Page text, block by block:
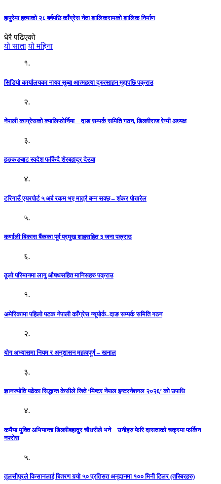
हापुरेमा हत्याको २८ बर्षपछि काँग्रेस नेता शालिकरामको शालिक निर्माण
धेरै पढिएको
यो साता यो महिना
१.
सिडियो कार्यालयका नायव सुब्बा आत्महत्या दुरुत्साहन मुद्दापछि पक्राउ
२.
नेपाली काग्रेसको क्यालिफोर्निया – दाङ सम्पर्क समिति गठन, डिल्लीराज रेग्मी अध्यक्ष
३.
हङकङबाट स्वदेश फर्किदै शेरबहादुर देउवा
४.
टरिगाउँ एयरपोर्ट ५ अर्ब रकम भए मात्रै बन्न सक्छ – शंकर पोखरेल
५.
कर्णाली बिकास बैंकका पूर्व प्रमुख शाहसहित ३ जना पक्राउ
६.
ठूलो परिमानमा लागु औषधसहित मानिसहरु पक्राउ
१.
अमेरिकामा पहिलो पटक नेपाली काँग्रेस न्यूयोर्क–दाङ सम्पर्क समिति गठन
२.
योग अभ्यासमा नियम र अनुशासन महत्वपूर्ण – खनाल
३.
ज्ञानज्योति पढेका सिद्धान्त केसीले जिते ‘मिष्टर नेपाल इन्टरनेशनल २०२६’ को उपाधि
४.
कमैया मुक्ति अभियान्ता डिल्लीबहादुर चौधरीले भने – उनीहरु फेरि दासताको चक्रमा फर्किन
नपरोस
५.
तुलसीपुरले किसानलाई बितरण गर्‍यो ५० प्रतिसत अनुदानमा १०० मिनी टिलर (तस्बिरहरु)